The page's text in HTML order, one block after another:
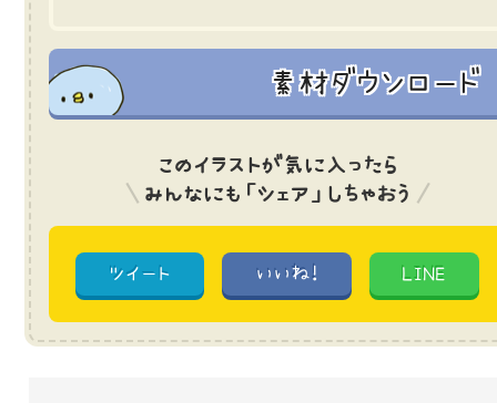
素材ダウンロード
このイラストが気に入ったら
みんなにも「シェア」しちゃおう
ツイート いいね! LINE